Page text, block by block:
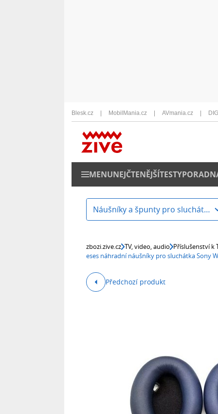
Blesk.cz MobilMania.cz AVmania.cz
MENUNEJČTENĚJŠÍTESTY
Náušníky a špunty pro sluchátka
zbozi.zive.cz TV, video, audio Příslušenství k
eses náhradní náušníky pro sluchátka Sony
Předchozí produkt